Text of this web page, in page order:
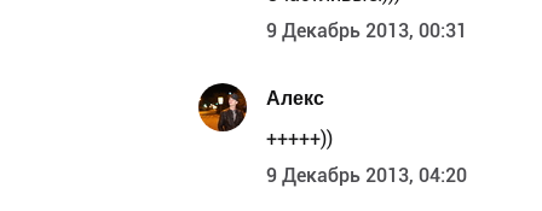
9 Декабрь 2013, 00:31
Алекс
+++++))
9 Декабрь 2013, 04:20